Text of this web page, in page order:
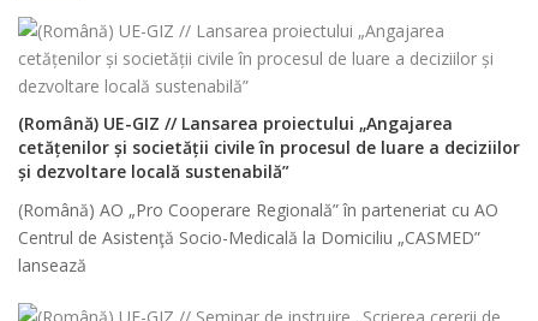
(Română) UE-GIZ // Lansarea proiectului „Angajarea
cetățenilor și societății civile în procesul de luare a deciziilor
și dezvoltare locală sustenabilă”
(Română) AO „Pro Cooperare Regională” în parteneriat cu AO
Centrul de Asistenţă Socio-Medicală la Domiciliu „CASMED”
lansează